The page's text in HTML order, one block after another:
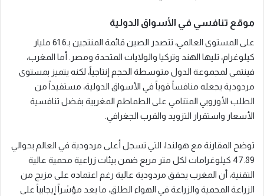
موقع تنافسي في الأسواق الدولية
على المستوى العالمي، تتصدر الصين قائمة المنتجين بـ61.6 مليار
كيلوغرام، تليها الهند وتركيا والولايات المتحدة ومصر. أما المغرب،
فينتمي لمجموعة الدول متوسطة الحجم إنتاجياً، لكنه يتميز بمستوى
مردودية يجعله منافساً قوياً في الأسواق الدولية، مستفيداً من
الطلب الأوروبي المتنامي على الطماطم المغربية بفضل تنافسية
الأسعار واستقرار التزويد والقرب الجغرافي.
توضح المقارنة مع هولندا، التي تسجل أعلى مردودية في العالم بحوالي
47.89 كيلوغرامات لكل متر مربع ضمن بيئات زراعية محمية عالية
التقنية، أن المغرب يحقق مردودية عالية رغم اعتماده على مزيج من
الزراعة المحمية والزراعة في الهواء الطلق، ما يعد مؤشراً إيجابياً على